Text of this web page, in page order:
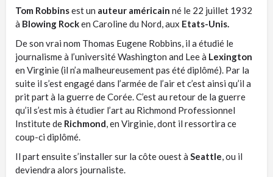
Tom Robbinsest un auteur américain né le 22 juillet 1932
à Blowing Rocken Caroline du Nord, aux Etats-Unis.
De son vrai nom Thomas Eugene Robbins, il a étudié le
journalisme à l’université Washington and Lee à Lexington
en Virginie (il n’a malheureusement pas été diplômé). Par la
suite il s’est engagé dans l’armée de l’air et c’est ainsi qu’il a
prit part à la guerre de Corée. C’est au retour de la guerre
qu’il s’est mis à étudier l’art au Richmond Professionnel
Institute de Richmond , en Virginie, dont il ressortira ce
coup-ci diplômé.
Il part ensuite s’installer sur la côte ouest à Seattle , ou il
deviendra alors journaliste.